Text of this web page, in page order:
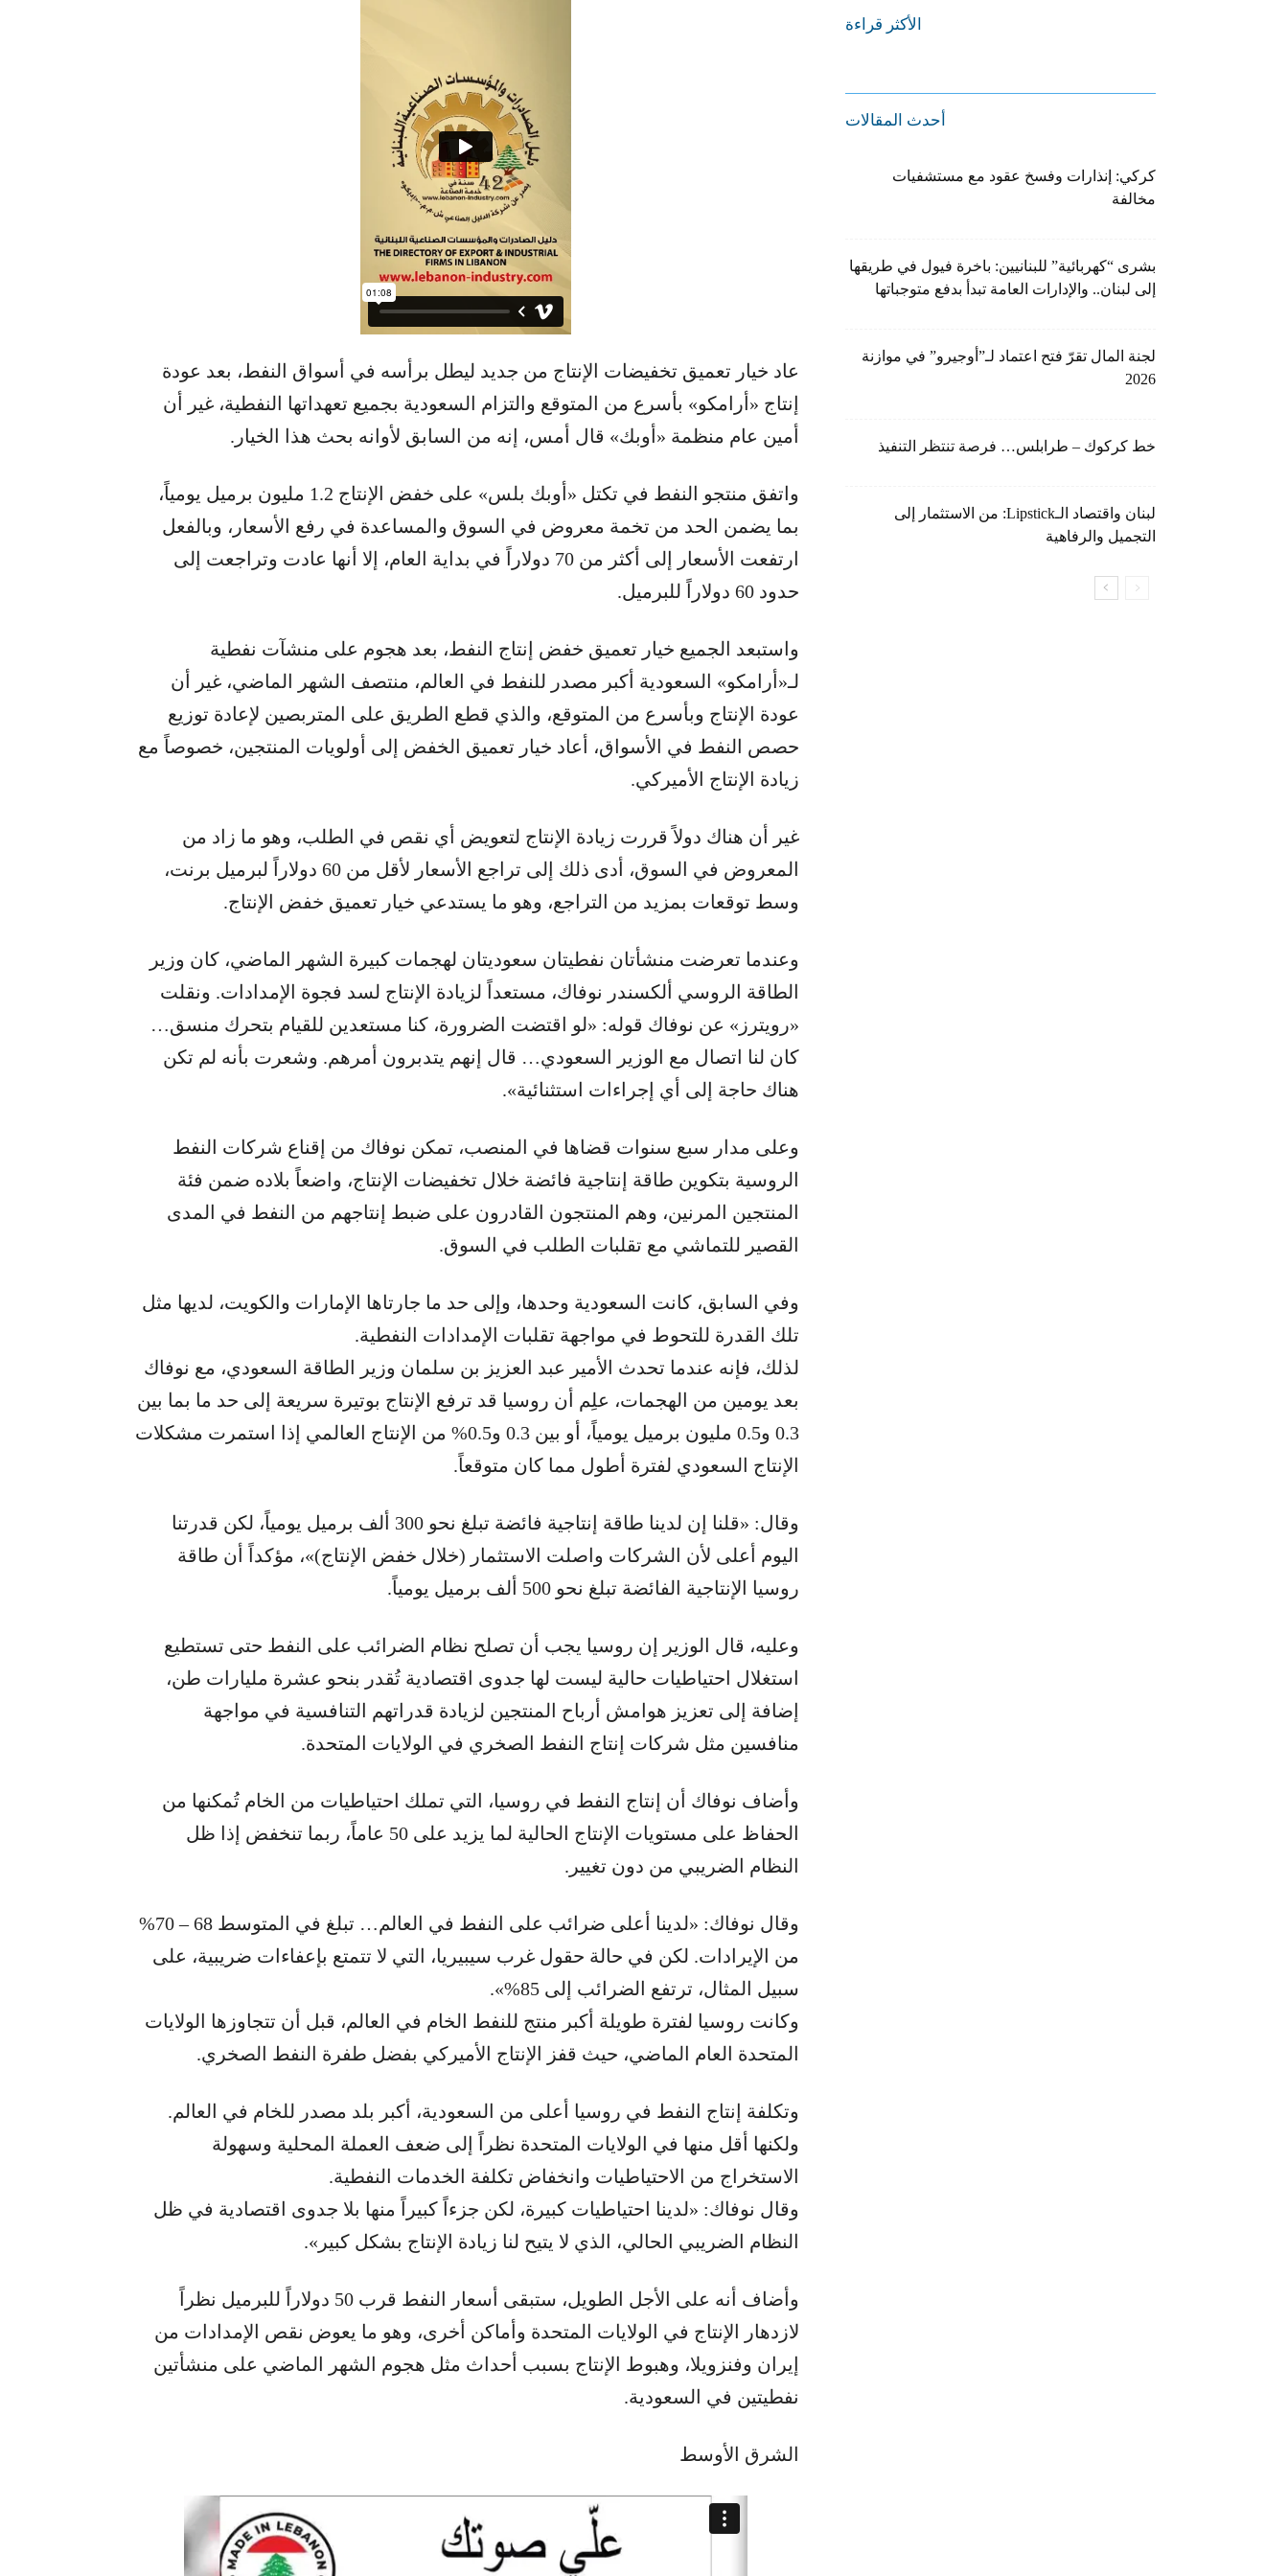
عاد خيار تعميق تخفيضات الإنتاج من جديد ليطل برأسه في أسواق النفط، بعد عودة
إنتاج «أرامكو» بأسرع من المتوقع والتزام السعودية بجميع تعهداتها النفطية، غير أن
أمين عام منظمة «أوبك» قال أمس، إنه من السابق لأوانه بحث هذا الخيار.
واتفق منتجو النفط في تكتل «أوبك بلس» على خفض الإنتاج 1.2 مليون برميل يومياً،
بما يضمن الحد من تخمة معروض في السوق والمساعدة في رفع الأسعار، وبالفعل
ارتفعت الأسعار إلى أكثر من 70 دولاراً في بداية العام، إلا أنها عادت وتراجعت إلى
حدود 60 دولاراً للبرميل.
واستبعد الجميع خيار تعميق خفض إنتاج النفط، بعد هجوم على منشآت نفطية
لـ«أرامكو» السعودية أكبر مصدر للنفط في العالم، منتصف الشهر الماضي، غير أن
عودة الإنتاج وبأسرع من المتوقع، والذي قطع الطريق على المتربصين لإعادة توزيع
حصص النفط في الأسواق، أعاد خيار تعميق الخفض إلى أولويات المنتجين، خصوصاً مع
زيادة الإنتاج الأميركي.
غير أن هناك دولاً قررت زيادة الإنتاج لتعويض أي نقص في الطلب، وهو ما زاد من
المعروض في السوق، أدى ذلك إلى تراجع الأسعار لأقل من 60 دولاراً لبرميل برنت،
وسط توقعات بمزيد من التراجع، وهو ما يستدعي خيار تعميق خفض الإنتاج.
وعندما تعرضت منشأتان نفطيتان سعوديتان لهجمات كبيرة الشهر الماضي، كان وزير
الطاقة الروسي ألكسندر نوفاك، مستعداً لزيادة الإنتاج لسد فجوة الإمدادات. ونقلت
«رويترز» عن نوفاك قوله: «لو اقتضت الضرورة، كنا مستعدين للقيام بتحرك منسق…
كان لنا اتصال مع الوزير السعودي… قال إنهم يتدبرون أمرهم. وشعرت بأنه لم تكن
هناك حاجة إلى أي إجراءات استثنائية».
وعلى مدار سبع سنوات قضاها في المنصب، تمكن نوفاك من إقناع شركات النفط
الروسية بتكوين طاقة إنتاجية فائضة خلال تخفيضات الإنتاج، واضعاً بلاده ضمن فئة
المنتجين المرنين، وهم المنتجون القادرون على ضبط إنتاجهم من النفط في المدى
القصير للتماشي مع تقلبات الطلب في السوق.
وفي السابق، كانت السعودية وحدها، وإلى حد ما جارتاها الإمارات والكويت، لديها مثل
تلك القدرة للتحوط في مواجهة تقلبات الإمدادات النفطية.
لذلك، فإنه عندما تحدث الأمير عبد العزيز بن سلمان وزير الطاقة السعودي، مع نوفاك
بعد يومين من الهجمات، علِم أن روسيا قد ترفع الإنتاج بوتيرة سريعة إلى حد ما بما بين
0.3 و0.5 مليون برميل يومياً، أو بين 0.3 و0.5% من الإنتاج العالمي إذا استمرت مشكلات
الإنتاج السعودي لفترة أطول مما كان متوقعاً.
وقال: «قلنا إن لدينا طاقة إنتاجية فائضة تبلغ نحو 300 ألف برميل يومياً، لكن قدرتنا
اليوم أعلى لأن الشركات واصلت الاستثمار (خلال خفض الإنتاج)»، مؤكداً أن طاقة
روسيا الإنتاجية الفائضة تبلغ نحو 500 ألف برميل يومياً.
وعليه، قال الوزير إن روسيا يجب أن تصلح نظام الضرائب على النفط حتى تستطيع
استغلال احتياطيات حالية ليست لها جدوى اقتصادية تُقدر بنحو عشرة مليارات طن،
إضافة إلى تعزيز هوامش أرباح المنتجين لزيادة قدراتهم التنافسية في مواجهة
منافسين مثل شركات إنتاج النفط الصخري في الولايات المتحدة.
وأضاف نوفاك أن إنتاج النفط في روسيا، التي تملك احتياطيات من الخام تُمكنها من
الحفاظ على مستويات الإنتاج الحالية لما يزيد على 50 عاماً، ربما تنخفض إذا ظل
النظام الضريبي من دون تغيير.
وقال نوفاك: «لدينا أعلى ضرائب على النفط في العالم… تبلغ في المتوسط 68 – 70%
من الإيرادات. لكن في حالة حقول غرب سيبيريا، التي لا تتمتع بإعفاءات ضريبية، على
سبيل المثال، ترتفع الضرائب إلى 85%».
وكانت روسيا لفترة طويلة أكبر منتج للنفط الخام في العالم، قبل أن تتجاوزها الولايات
المتحدة العام الماضي، حيث قفز الإنتاج الأميركي بفضل طفرة النفط الصخري.
وتكلفة إنتاج النفط في روسيا أعلى من السعودية، أكبر بلد مصدر للخام في العالم.
ولكنها أقل منها في الولايات المتحدة نظراً إلى ضعف العملة المحلية وسهولة
الاستخراج من الاحتياطيات وانخفاض تكلفة الخدمات النفطية.
وقال نوفاك: «لدينا احتياطيات كبيرة، لكن جزءاً كبيراً منها بلا جدوى اقتصادية في ظل
النظام الضريبي الحالي، الذي لا يتيح لنا زيادة الإنتاج بشكل كبير».
وأضاف أنه على الأجل الطويل، ستبقى أسعار النفط قرب 50 دولاراً للبرميل نظراً
لازدهار الإنتاج في الولايات المتحدة وأماكن أخرى، وهو ما يعوض نقص الإمدادات من
إيران وفنزويلا، وهبوط الإنتاج بسبب أحداث مثل هجوم الشهر الماضي على منشأتين
نفطيتين في السعودية.
الشرق الأوسط
الأكثر قراءة
أحدث المقالات
كركي: إنذارات وفسخ عقود مع مستشفيات
مخالفة
بشرى “كهربائية” للبنانيين: باخرة فيول في طريقها
إلى لبنان.. والإدارات العامة تبدأ بدفع متوجباتها
لجنة المال تقرّ فتح اعتماد لـ”أوجيرو” في موازنة
2026
خط كركوك – طرابلس… فرصة تنتظر التنفيذ
لبنان واقتصاد الـLipstick: من الاستثمار إلى
التجميل والرفاهية